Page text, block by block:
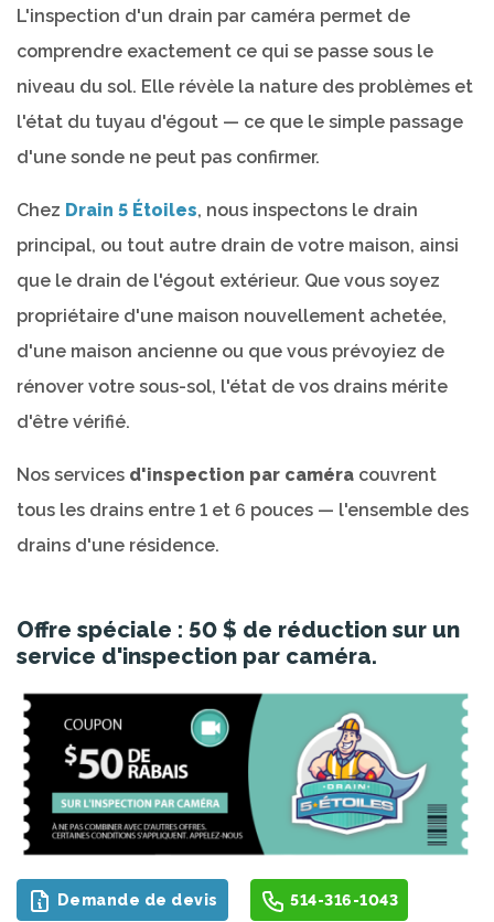
L'inspection d'un drain par caméra permet de
comprendre exactement ce qui se passe sous le
niveau du sol. Elle révèle la nature des problèmes et
l'état du tuyau d'égout — ce que le simple passage
d'une sonde ne peut pas confirmer.
Chez Drain 5 Étoiles, nous inspectons le drain
principal, ou tout autre drain de votre maison, ainsi
que le drain de l'égout extérieur. Que vous soyez
propriétaire d'une maison nouvellement achetée,
d'une maison ancienne ou que vous prévoyiez de
rénover votre sous-sol, l'état de vos drains mérite
d'être vérifié.
Nos services d'inspection par caméra couvrent
tous les drains entre 1 et 6 pouces — l'ensemble des
drains d'une résidence.
Offre spéciale : 50 $ de réduction sur un
service d'inspection par caméra.
Demande de devis 514-316-1043